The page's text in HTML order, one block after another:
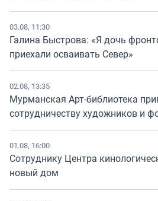
03.08, 11:30
Галина Быстрова: «Я дочь
приехали осваивать Север»
02.08, 13:35
Мурманская Арт-библиотека
сотрудничеству художников и
01.08, 16:00
Сотруднику Центра
новый дом